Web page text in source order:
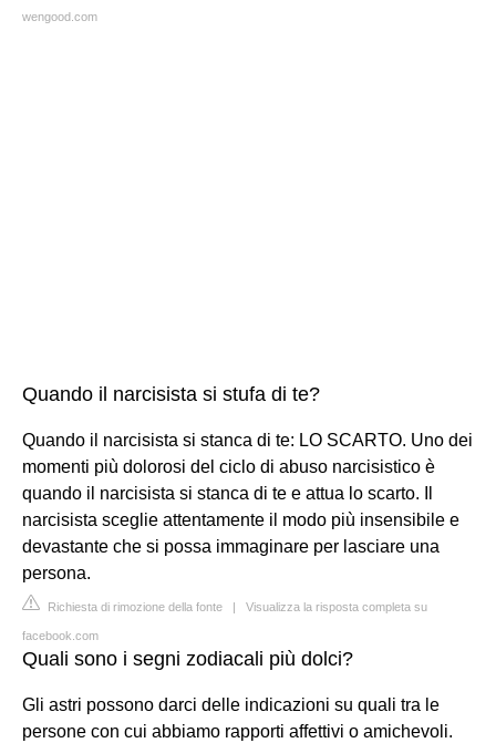
wengood.com
Quando il narcisista si stufa di te?
Quando il narcisista si stanca di te: LO SCARTO. Uno dei
momenti più dolorosi del ciclo di abuso narcisistico è
quando il narcisista si stanca di te e attua lo scarto. Il
narcisista sceglie attentamente il modo più insensibile e
devastante che si possa immaginare per lasciare una
persona.
Richiesta di rimozione della fonte | Visualizza la risposta completa su
facebook.com
Quali sono i segni zodiacali più dolci?
Gli astri possono darci delle indicazioni su quali tra le
persone con cui abbiamo rapporti affettivi o amichevoli.